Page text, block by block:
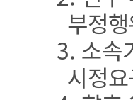
부정
3. 소속
시정